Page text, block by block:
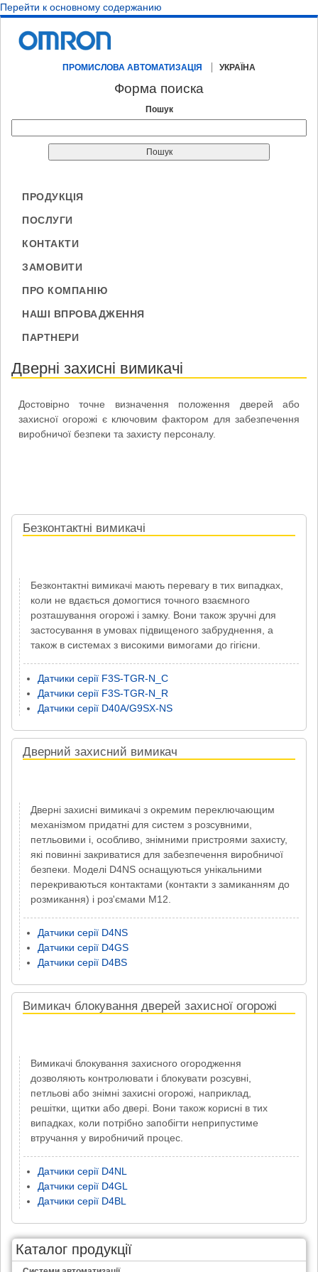
Перейти к основному содержанию
ПРОМИСЛОВА АВТОМАТИЗАЦІЯ УКРАЇНА
Форма поиска
Пошук
ПРОДУКЦІЯ
ПОСЛУГИ
КОНТАКТИ
ЗАМОВИТИ
ПРО КОМПАНІЮ
НАШІ ВПРОВАДЖЕННЯ
ПАРТНЕРИ
Дверні захисні вимикачі
Достовірно точне визначення положення дверей або
захисної огорожі є ключовим фактором для забезпечення
виробничої безпеки та захисту персоналу.
Безконтактні вимикачі
Безконтактні вимикачі мають перевагу в тих випадках,
коли не вдається домогтися точного взаємного
розташування огорожі і замку. Вони також зручні для
застосування в умовах підвищеного забруднення, а
також в системах з високими вимогами до гігієни.
Датчики серії F3S-TGR-N_C
Датчики серії F3S-TGR-N_R
Датчики серії D40A/G9SX-NS
Дверний захисний вимикач
Дверні захисні вимикачі з окремим переключающим
механізмом придатні для систем з розсувними,
петльовими і, особливо, знімними пристроями захисту,
які повинні закриватися для забезпечення виробничої
безпеки. Моделі D4NS оснащуються унікальними
перекриваються контактами (контакти з замиканням до
розмикання) і роз'ємами M12.
Датчики серії D4NS
Датчики серії D4GS
Датчики серії D4BS
Вимикач блокування дверей захисної огорожі
Вимикачі блокування захисного огородження
дозволяють контролювати і блокувати розсувні,
петльові або знімні захисні огорожі, наприклад,
решітки, щитки або двері. Вони також корисні в тих
випадках, коли потрібно запобігти неприпустиме
втручання у виробничий процес.
Датчики серії D4NL
Датчики серії D4GL
Датчики серії D4BL
Каталог продукції